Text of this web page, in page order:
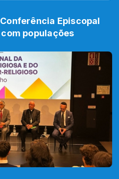
Episcopal
populações